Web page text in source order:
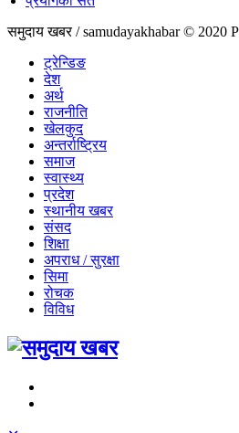
समुदाय खबर / samudayakhabar © 2020
ट्रेन्डिङ
देश
अर्थ
राजनीति
खेलकुद
अन्तर्राष्ट्रिय
समाज
स्वास्थ्य
प्रदेश
स्थानीय खबर
संसद
शिक्षा
अपराध / सुरक्षा
सिमा
रोचक
विविध